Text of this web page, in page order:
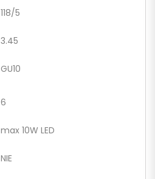
118/5
3.45
GU10
6
max 10W LED
NIE